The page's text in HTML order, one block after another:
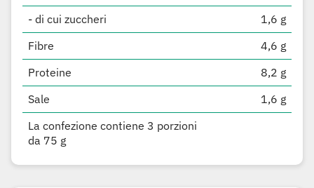
- di cui zuccheri
1,6 g
Fibre
4,6 g
Proteine
8,2 g
Sale
1,6 g
La confezione contiene 3 porzioni
da 75 g